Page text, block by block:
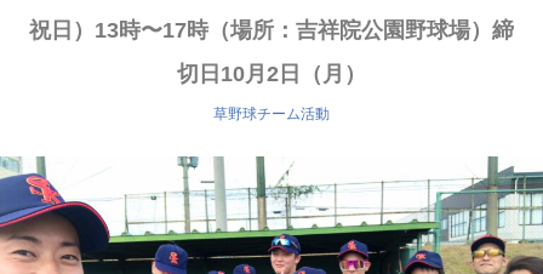
祝日）13時〜17時（場所：吉祥院公園野球場）締
切日10月2日（月）
草野球チーム活動